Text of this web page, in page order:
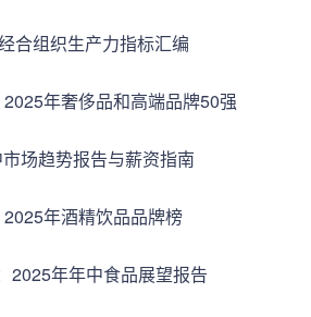
合组织生产力指标汇编
年奢侈品和高端品牌50强
场趋势报告与薪资指南
年酒精饮品品牌榜
2025年年中食品展望报告